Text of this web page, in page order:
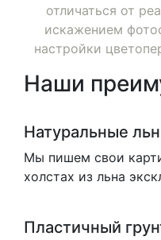
отличаться от
искажением
настройки
Наши
Натуральные
Мы пишем свои
холстах из льна
Пластичный